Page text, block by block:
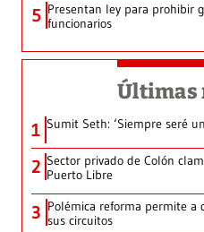
5 Presentan ley para prohibir
funcionarios
Últimas
1 Sumit Seth: ‘Siempre seré
2 Sector privado de Colón
Puerto Libre
3 Polémica reforma permite a
sus circuitos